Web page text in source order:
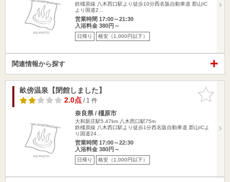
鉄橿原線 八木西口駅より徒歩10分西名阪自動車道 郡山IC
より国道2…
営業時間 17:00～21:30
入浴料金 380円～
日帰り 格安（1,000円以下）
関連情報から探す
お気に入
りに追加
畝傍温泉【閉館しました】
2.0点/ 1 件
奈良県 / 橿原市
大和新庄駅5.47km 八木西口駅75m
鉄橿原線 八木西口駅より徒歩1分西名阪自動車道 郡山ICよ
り国道24…
営業時間 17:00～22:30
入浴料金 380円～
日帰り 格安（1,000円以下）